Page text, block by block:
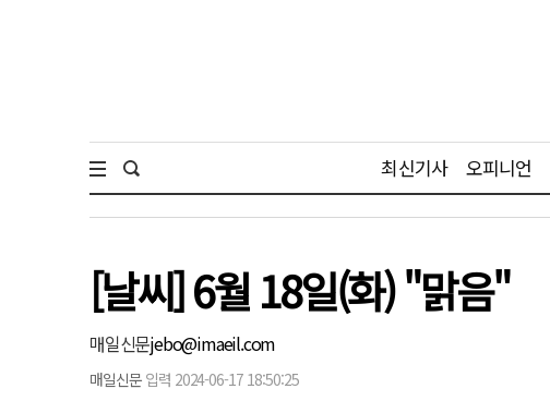
최신기사 오피니언
[날씨] 6월 18일(화) "맑음"
매일신문jebo@imaeil.com
매일신문 입력 2024-06-17 18:50:25